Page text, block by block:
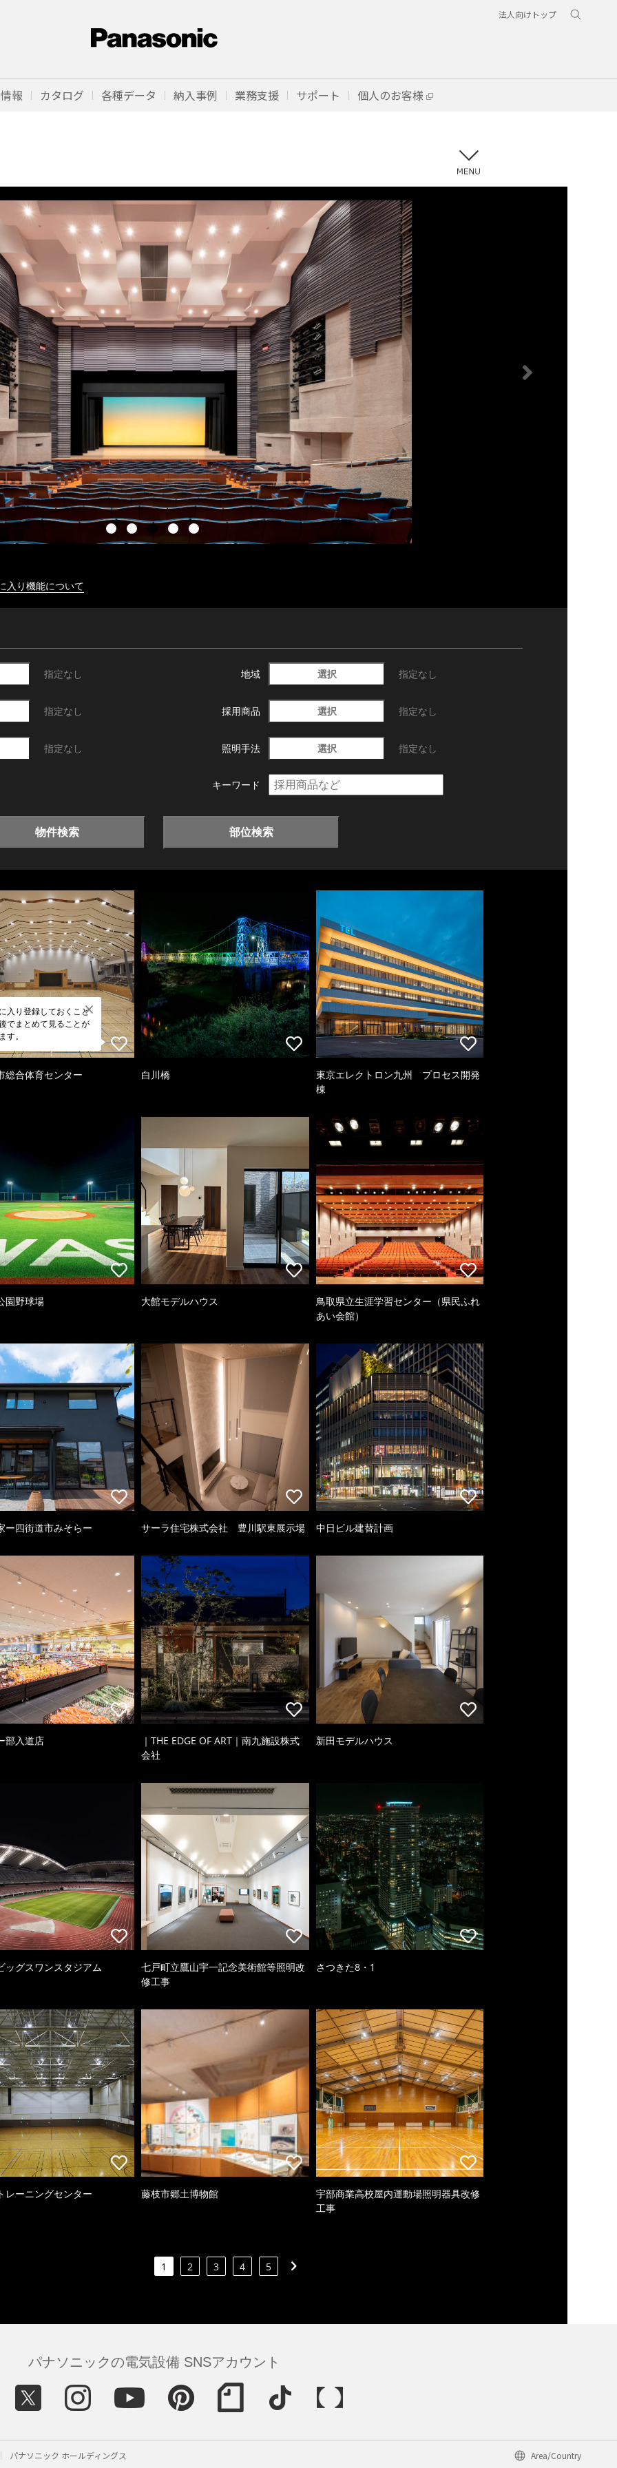
法人向けトップ
報 カタログ 各種データ 納入事例 業務支援 サポート 個人のお客様
入り機能について
指定なし 地域 選択 指定なし
指定なし 採用商品 選択 指定なし
指定なし 照明手法 選択 指定なし
キーワード
物件検索 部位検索
入り登録しておくこと
でまとめて見ることが
す。
総合体育センター 白川橋
東京エレクトロン九州 プロセス開発
棟
園野球場 大館モデルハウス
鳥取県立生涯学習センター（県民ふれ
あい会館）
ー四街道市みそらー サーラ住宅株式会社 豊川駅東展示場 中日ビル建替計画
部入道店
｜THE EDGE OF ART｜南九施設株式
会社
新田モデルハウス
ッグスワンスタジアム
七戸町立鷹山宇一記念美術館等照明改
修工事
さつきた8・1
レーニングセンター 藤枝市郷土博物館
宇部商業高校屋内運動場照明器具改修
工事
1 2 3 4 5
パナソニックの電気設備 SNSアカウント
パナソニック ホールディングス Area/Country